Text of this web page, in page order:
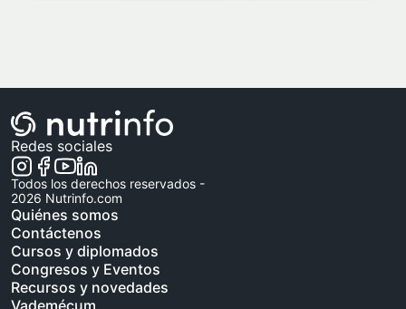
Redes sociales
Todos los derechos reservados -
2026 Nutrinfo.com
Quiénes somos
Contáctenos
Cursos y diplomados
Congresos y Eventos
Recursos y novedades
Vademécum